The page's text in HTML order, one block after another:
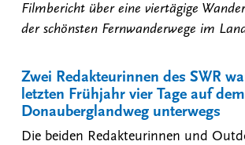
Filmbericht über eine viertägige
der schönsten Fernwanderwege im
Zwei Redakteurinnen des SWR
letzten Frühjahr vier Tage auf dem
Donauberglandweg unterwegs
Die beiden Redakteurinnen und